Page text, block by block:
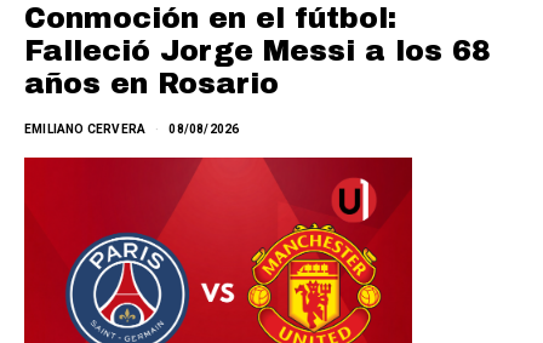
Conmoción en el fútbol:
Falleció Jorge Messi a los 68
años en Rosario
EMILIANO CERVERA 08/08/2026